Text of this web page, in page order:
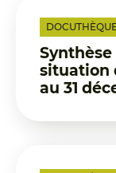
situation
au 31